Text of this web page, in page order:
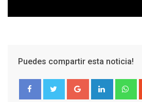
Puedes compartir esta noticia!
Google+ LinkedIn